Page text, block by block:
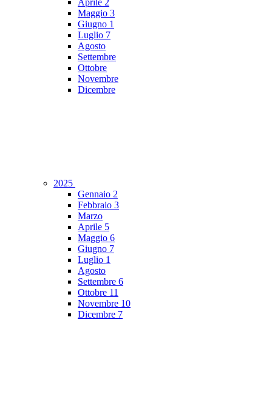
Aprile 2
Maggio 3
Giugno 1
Luglio 7
Agosto
Settembre
Ottobre
Novembre
Dicembre
2025
Gennaio 2
Febbraio 3
Marzo
Aprile 5
Maggio 6
Giugno 7
Luglio 1
Agosto
Settembre 6
Ottobre 11
Novembre 10
Dicembre 7